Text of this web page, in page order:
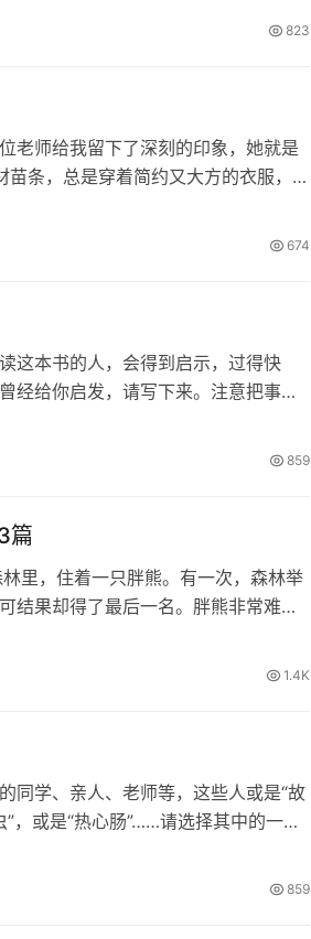
823
老师给我留下了深刻的印象，她就是
条，总是穿着简约又大方的衣服，显
674
这本书的人，会得到启示，过得快
经给你启发，请写下来。注意把事情
859
篇
里，住着一只胖熊。有一次，森林举
结果却得了最后一名。胖熊非常难
1.4K
同学、亲人、老师等，这些人或是“故
”，或是“热心肠”……请选择其中的一
859